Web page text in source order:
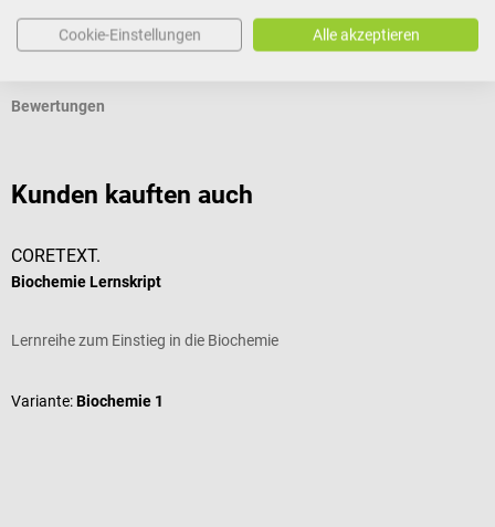
Produktidentifikation
Bewertungen
Kunden kauften auch
CORETEXT.
Biochemie Lernskript
Lernreihe zum Einstieg in die Biochemie
Variante:Biochemie 1
Cookie-Einstellungen Alle akzeptieren